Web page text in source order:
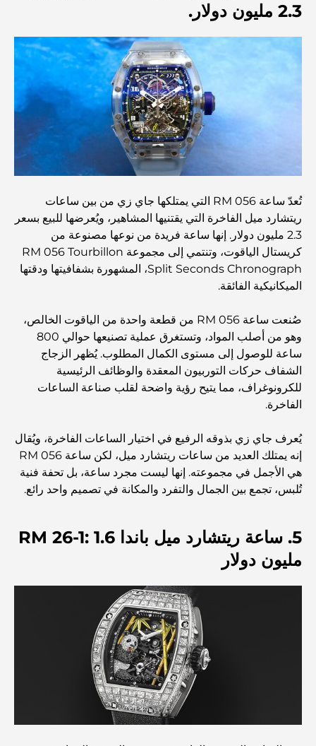
أفضل 7 مطاعم في خور دبي لتناول الطعام فيها
أفضل المدارس في دبي مارينا: دليل مناسب للعائلات
مطاعم في دبي هيلز: أفضل أماكن تناول الطعام في مركز متنامٍ
أفضل ملاعب الجولف للبطولات في دبي
المجتمعات السكنية المطلة على الواجهة البحرية في دبي: حياة
فاخرة على شاطئ البحر
أفضل البنوك في دبي للمقيمين الأجانب: دليل مصرفي شامل
أفضل مطاعم شرائح اللحم في دبي: دليل لعشاق اللحوم
أغلى دولة في العالم: تصنيف عالمي لتكاليف المعيشة
البدنية في المنطقة المحيطة
أفضل مراكز التسوق في دبي للتسوق والترفيه
استكشف أكثر مناطق دبي حيوية
للإنفاق الذكي
مستشفى في مركز دبي المالي العالمي: رعاية طبية عالمية
المستوى في دبي
صالات رياضية في مركز دبي المالي العالمي: حيث يلتقي اللياقة
البدنية بأسلوب حياة الأعمال
2.3 مليون دولار.
تُعدّ ساعة RM 056 التي يمتلكها جاي زي من بين ساعات
ريتشارد ميل الفاخرة التي يقتنيها المشاهير، ويُعرضها للبيع بسعر
2.3 مليون دولار. إنها ساعة فريدة من نوعها مصنوعة من
كريستال الياقوت، وتنتمي إلى مجموعة RM 056 Tourbillon
Split Seconds Chronograph، المشهورة بشفافيتها ودقتها
الميكانيكية الفائقة.
صُنعت ساعة RM 056 من قطعة واحدة من الياقوت الخالص،
وهو من أصلب المواد، وتستغرق عملية تصنيعها حوالي 800
ساعة للوصول إلى مستوى الكمال المطلوب. يُظهر الزجاج
الشفاف حركات التوربيون المعقدة والوظائف الرئيسية
للكرونوغراف، مما يتيح رؤية واضحة لقلب صناعة الساعات
الفاخرة.
يُعرف جاي زي بذوقه الرفيع في اختيار الساعات الفاخرة، ويُقال
إنه يمتلك العديد من ساعات ريتشارد ميل، لكن ساعة RM 056
هي الأجمل في مجموعته. إنها ليست مجرد ساعة، بل تحفة فنية
تُلبس، تجمع بين الجمال والتفرد والمكانة في تصميم واحد رائع.
5. ساعة ريتشارد ميل باندا RM 26-1: 1.6
مليون دولار